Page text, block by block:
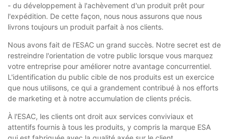
- du développement à l'achèvement d'un produit prêt pour
l'expédition. De cette façon, nous nous assurons que nous
livrons toujours un produit parfait à nos clients.
Nous avons fait de l'ESAC un grand succès. Notre secret est de
restreindre l'orientation de votre public lorsque vous marquez
votre entreprise pour améliorer notre avantage concurrentiel.
L'identification du public cible de nos produits est un exercice
que nous utilisons, ce qui a grandement contribué à nos efforts
de marketing et à notre accumulation de clients précis.
À l'ESAC, les clients ont droit aux services conviviaux et
attentifs fournis à tous les produits, y compris la marque ESA